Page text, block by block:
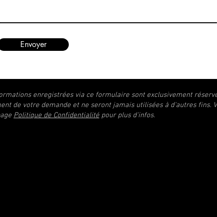
Envoyer
enregistrées via ce formulaire sont exclusivement
de votre demande et ne seront jamais utilisées à d'autres fins.
Politique de Confidentialité pour plus d'infos.